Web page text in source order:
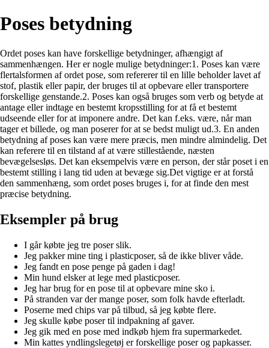
Poses betydning
Ordet poses kan have forskellige betydninger, afhængigt af
sammenhængen. Her er nogle mulige betydninger:1. Poses kan være
flertalsformen af ordet pose, som refererer til en lille beholder lavet af
stof, plastik eller papir, der bruges til at opbevare eller transportere
forskellige genstande.2. Poses kan også bruges som verb og betyde at
antage eller indtage en bestemt kropsstilling for at få et bestemt
udseende eller for at imponere andre. Det kan f.eks. være, når man
tager et billede, og man poserer for at se bedst muligt ud.3. En anden
betydning af poses kan være mere præcis, men mindre almindelig. Det
kan referere til en tilstand af at være stillestående, næsten
bevægelsesløs. Det kan eksempelvis være en person, der står poset i en
bestemt stilling i lang tid uden at bevæge sig.Det vigtige er at forstå
den sammenhæng, som ordet poses bruges i, for at finde den mest
præcise betydning.
Eksempler på brug
I går købte jeg tre poser slik.
Jeg pakker mine ting i plasticposer, så de ikke bliver våde.
Jeg fandt en pose penge på gaden i dag!
Min hund elsker at lege med plasticposer.
Jeg har brug for en pose til at opbevare mine sko i.
På stranden var der mange poser, som folk havde efterladt.
Poserne med chips var på tilbud, så jeg købte flere.
Jeg skulle købe poser til indpakning af gaver.
Jeg gik med en pose med indkøb hjem fra supermarkedet.
Min kattes yndlingslegetøj er forskellige poser og papkasser.